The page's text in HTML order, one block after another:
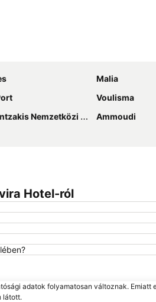
Malia
Voulisma
Nemzetközi Repülőtér Ammoudi
Hotel-ról
adatok folyamatosan változnak.
látott.